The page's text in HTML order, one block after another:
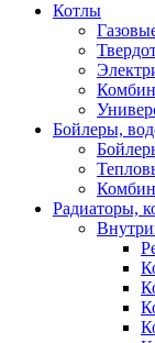
Котлы
Бойлеры,
Радиаторы,